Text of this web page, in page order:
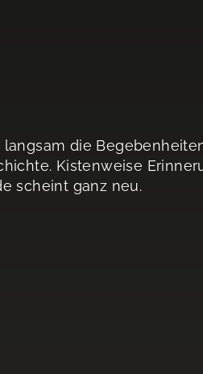
die
Kistenweise
scheint ganz neu.